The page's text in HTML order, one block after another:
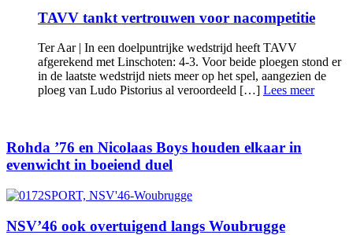
TAVV tankt vertrouwen voor nacompetitie
Ter Aar | In een doelpuntrijke wedstrijd heeft TAVV
afgerekend met Linschoten: 4-3. Voor beide ploegen stond er
in de laatste wedstrijd niets meer op het spel, aangezien de
ploeg van Ludo Pistorius al veroordeeld […] Lees meer
Rohda ’76 en Nicolaas Boys houden elkaar in
evenwicht in boeiend duel
NSV’46 ook overtuigend langs Woubrugge